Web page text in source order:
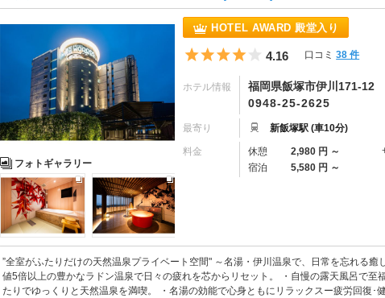
フォトギャラリー
HOTEL AWARD 殿堂入り
5つ星のうち4
4.16 口コミ38 件
ホテル情報
福岡県飯塚市伊川171-12
0948-25-2625
最寄り 新飯塚駅 (車10分)
料金 休憩 2,980 円 ～
宿泊
5,580 円 ～
”全室がふたりだけの天然温泉プライベート空間" ～名湯・伊川温泉で、日常を忘れる
値5倍以上の豊かなラドン温泉で日々の疲れを芯からリセット。 ・自慢の露天風呂で至
たりでゆっくりと天然温泉を満喫。 ・名湯の効能で心身ともにリラックスー疲労回復･